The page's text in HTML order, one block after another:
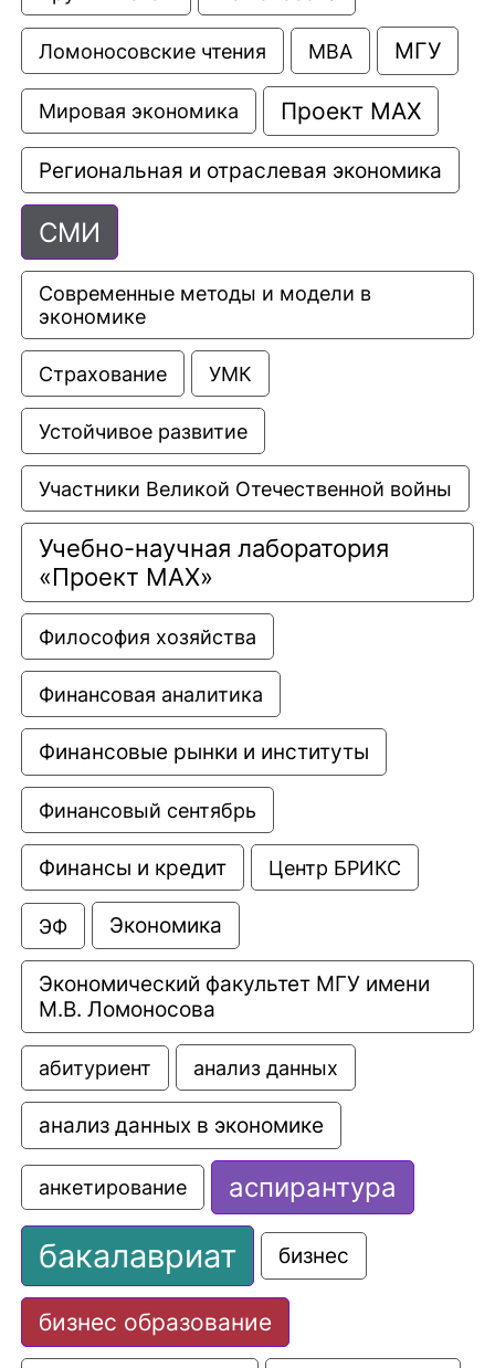
Ломоносовские чтения МВА МГУ
Мировая экономика Проект МАХ
Региональная и отраслевая экономика
СМИ
Современные методы и модели в
экономике
Страхование УМК
Устойчивое развитие
Участники Великой Отечественной войны
Учебно-научная лаборатория
«Проект МАХ»
Философия хозяйства
Финансовая аналитика
Финансовые рынки и институты
Финансовый сентябрь
Финансы и кредит Центр БРИКС
ЭФ Экономика
Экономический факультет МГУ имени
М.В. Ломоносова
абитуриент анализ данных
анализ данных в экономике
анкетирование аспирантура
бакалавриат бизнес
бизнес образование